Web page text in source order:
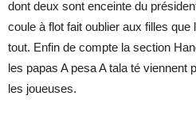
dont deux sont enceinte du
coule à flot fait oublier aux filles
tout. Enfin de compte la section
les papas A pesa A tala té viennent
les joueuses.